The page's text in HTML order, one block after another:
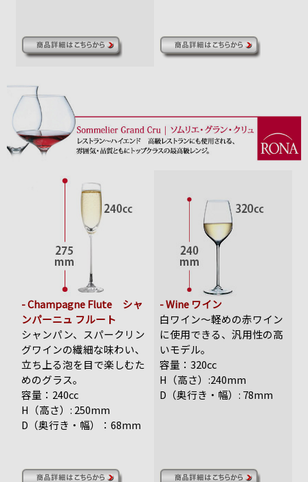
- Champagne Flute シャ
ンパーニュ フルート
シャンパン、スパークリン
グワインの繊細な味わい、
立ち上る泡を目で楽しむた
めのグラス。
容量：240cc
H（高さ）: 250mm
D（奥行き・幅）：68mm
- Wine ワイン
白ワイン～軽めの赤ワイン
に使用できる、汎用性の高
いモデル。
容量：320cc
H（高さ）:240mm
D（奥行き・幅）: 78mm